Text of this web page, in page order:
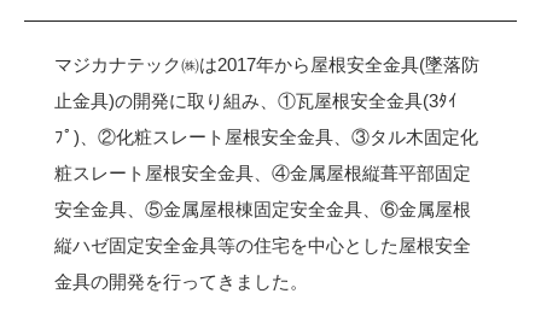
マジカナテック㈱は2017年から屋根安全金具(墜落防
止金具)の開発に取り組み、①瓦屋根安全金具(3ﾀｲ
ﾌﾟ)、②化粧スレート屋根安全金具、③タル木固定化
粧スレート屋根安全金具、④金属屋根縦葺平部固定
安全金具、⑤金属屋根棟固定安全金具、⑥金属屋根
縦ハゼ固定安全金具等の住宅を中心とした屋根安全
金具の開発を行ってきました。